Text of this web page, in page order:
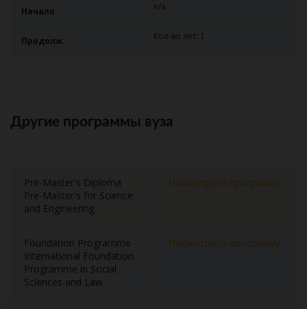
Начало n/a
Продолж. Кол-во лет: 1
Другие программы вуза
Pre-Master's Diploma
Pre-Master's for Science
and Engineering
Посмотреть программу
Foundation Programme
International Foundation
Programme in Social
Sciences and Law
Посмотреть программу